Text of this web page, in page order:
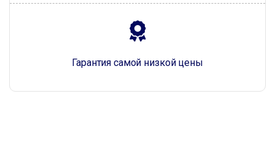
Гарантия самой низкой цены